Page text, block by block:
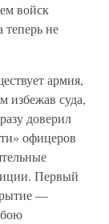
войск
теперь не
армия,
избежав суда,
доверил
офицеров
Первый
—